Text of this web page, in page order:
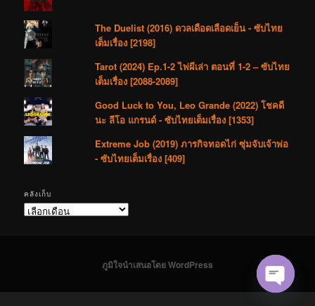
The Duelist (2016) ดวลเดือดเลือดเย็น - ซับไทย
เต็มเรื่อง [2198]
Tarot (2024) Ep.1-2 ไพ่ผีเล่า ตอนที่ 1-2 – ซับไทย
เต็มเรื่อง [2088-2089]
Good Luck to You, Leo Grande (2022) โชคดี
นะ ลีโอ แกรนด์ - ซับไทยเต็มเรื่อง [1353]
Extreme Job (2019) ภารกิจทอดไก่ ซุ่มจับเจ้าพ่อ
- ซับไทยเต็มเรื่อง [409]
คลังเก็บ
คลัง
ภูมิใจนำเสนอโดย WordPress